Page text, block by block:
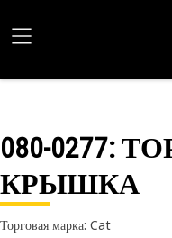
080-0277:
КРЫШКА
Торговая марка: Cat